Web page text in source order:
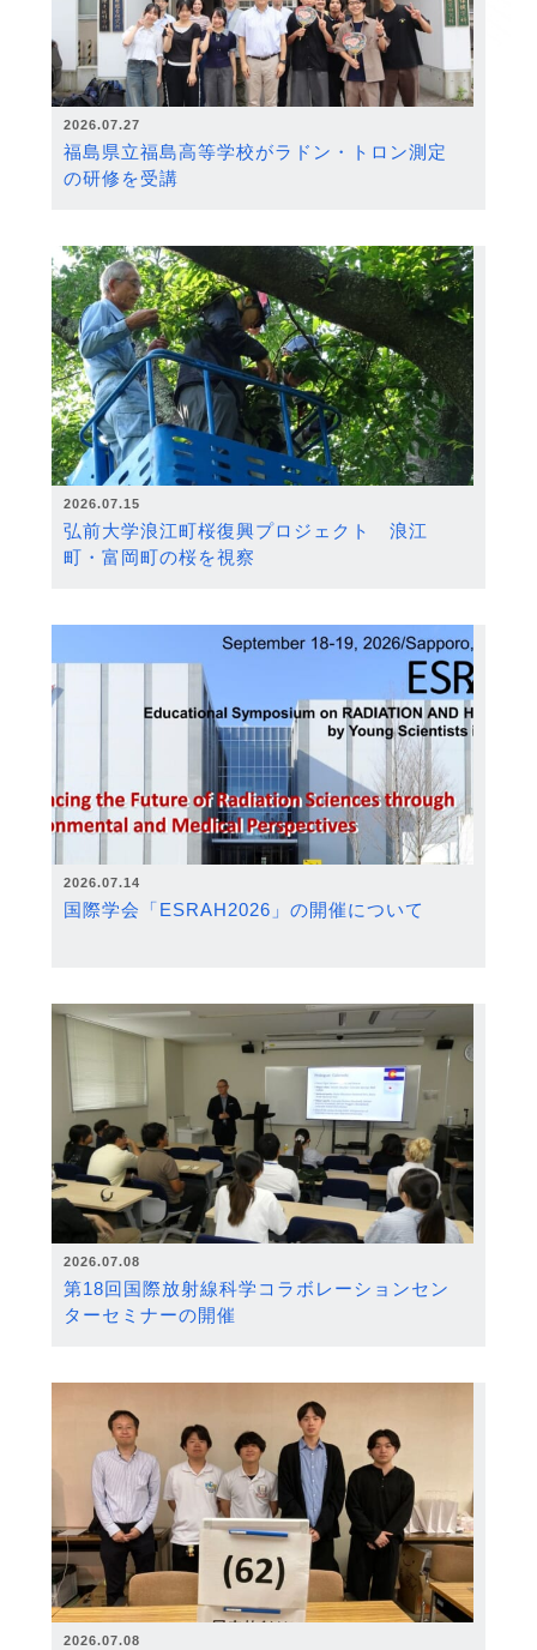
2026.07.27
福島県立福島高等学校がラドン・トロン測定
の研修を受講
2026.07.15
弘前大学浪江町桜復興プロジェクト 浪江
町・富岡町の桜を視察
2026.07.14
国際学会「ESRAH2026」の開催について
2026.07.08
第18回国際放射線科学コラボレーションセン
ターセミナーの開催
2026.07.08